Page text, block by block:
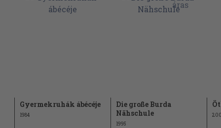
Gyermekruhák ábécéje
1984
Die große Burda
Nähschule
1995